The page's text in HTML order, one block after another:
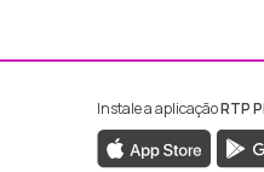
da RTP Madeira
da RTP
Instale a aplicaçãoRTP